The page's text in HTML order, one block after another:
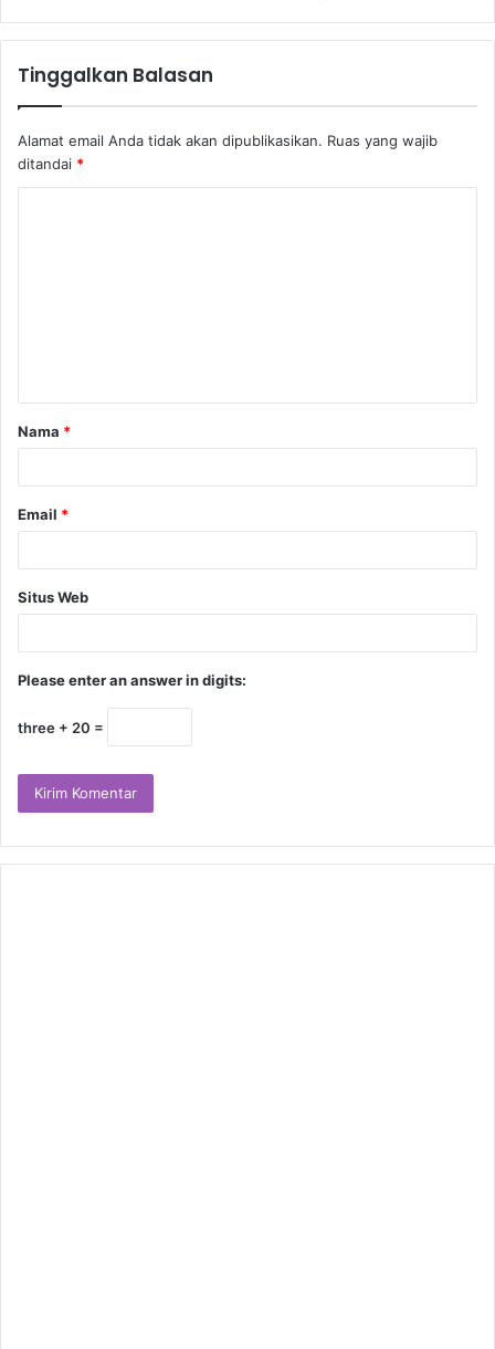
Tinggalkan Balasan
Alamat email Anda tidak akan dipublikasikan. Ruas yang wajib
ditandai *
Nama *
Email *
Situs Web
Please enter an answer in digits:
three + 20 =